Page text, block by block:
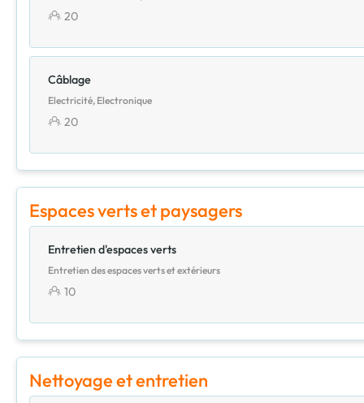
20
Câblage
Electricité, Electronique
20
Espaces verts et paysagers
Entretien d'espaces verts
Entretien des espaces verts et extérieurs
10
Nettoyage et entretien